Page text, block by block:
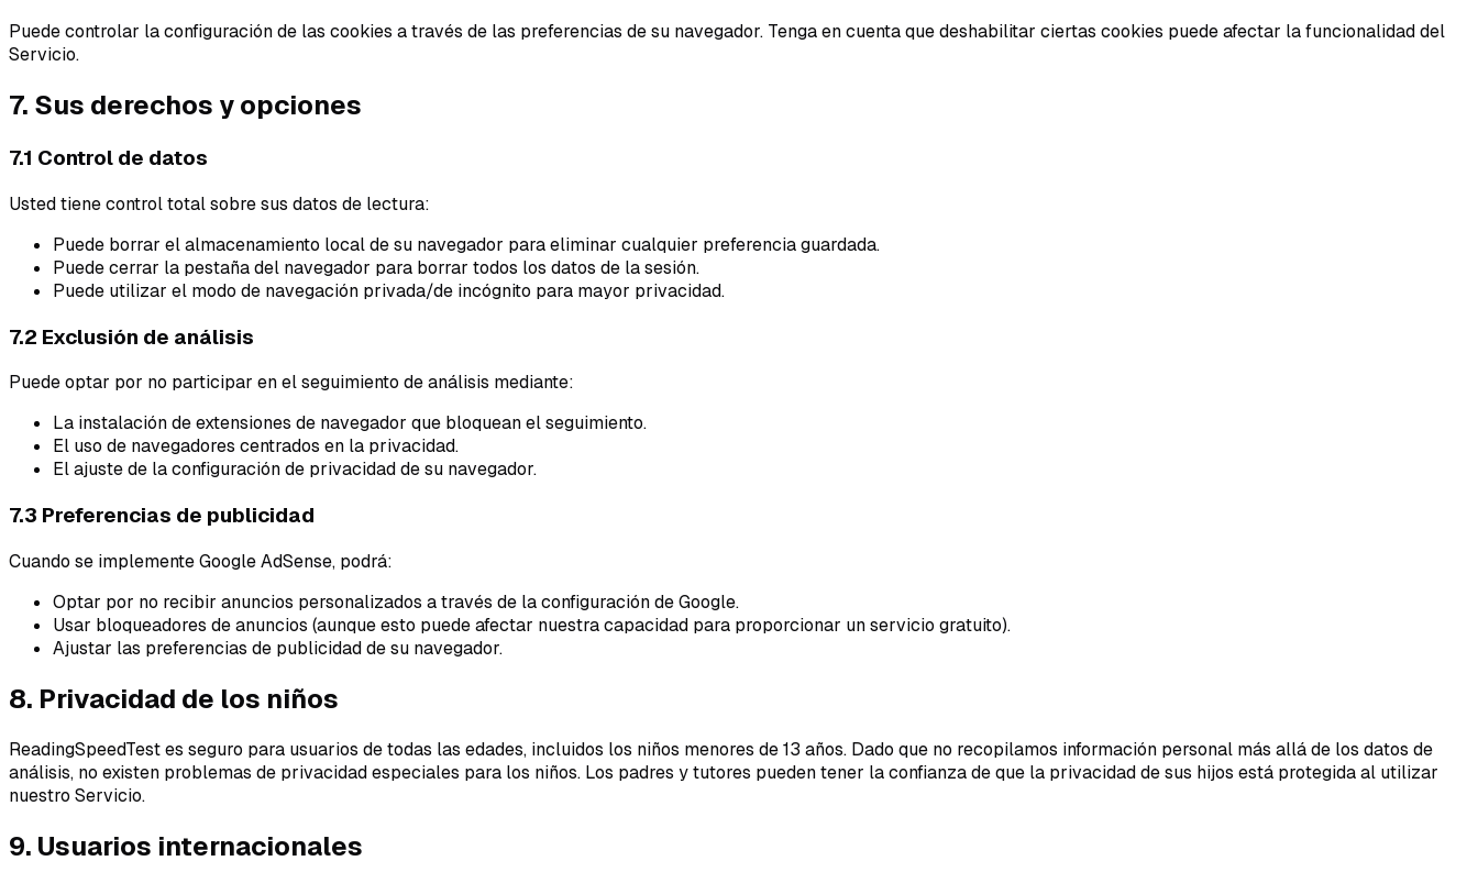
Puede controlar la configuración de las cookies a través de las preferencias de su navegador. Tenga en cuenta que deshabilitar ciertas cookies puede afectar la funcionalidad del
Servicio.
7. Sus derechos y opciones
7.1 Control de datos
Usted tiene control total sobre sus datos de lectura:
Puede borrar el almacenamiento local de su navegador para eliminar cualquier preferencia guardada.
Puede cerrar la pestaña del navegador para borrar todos los datos de la sesión.
Puede utilizar el modo de navegación privada/de incógnito para mayor privacidad.
7.2 Exclusión de análisis
Puede optar por no participar en el seguimiento de análisis mediante:
La instalación de extensiones de navegador que bloquean el seguimiento.
El uso de navegadores centrados en la privacidad.
El ajuste de la configuración de privacidad de su navegador.
7.3 Preferencias de publicidad
Cuando se implemente Google AdSense, podrá:
Optar por no recibir anuncios personalizados a través de la configuración de Google.
Usar bloqueadores de anuncios (aunque esto puede afectar nuestra capacidad para proporcionar un servicio gratuito).
Ajustar las preferencias de publicidad de su navegador.
8. Privacidad de los niños
ReadingSpeedTest es seguro para usuarios de todas las edades, incluidos los niños menores de 13 años. Dado que no recopilamos información personal más allá de los datos de
análisis, no existen problemas de privacidad especiales para los niños. Los padres y tutores pueden tener la confianza de que la privacidad de sus hijos está protegida al utilizar
nuestro Servicio.
9. Usuarios internacionales